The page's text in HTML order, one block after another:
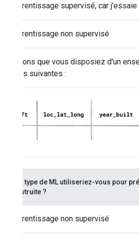
Apprentissage supervisé, car
Apprentissage non supervisé
Supposons que vous disposiez d'un
colonnes suivantes :
Quel type de ML utiliseriez-vous pour
construite ?
Apprentissage non supervisé